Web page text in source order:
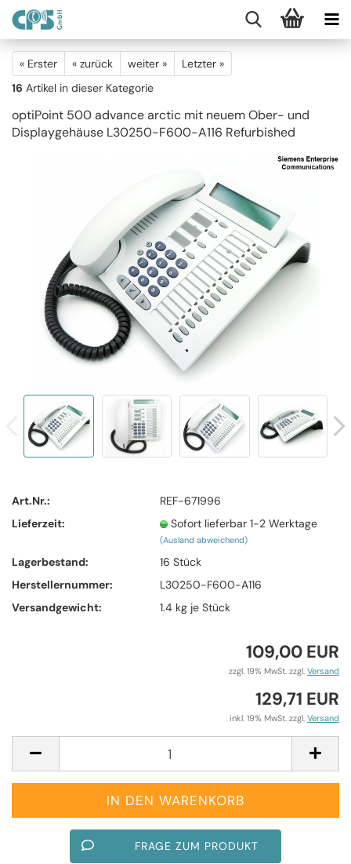
« Erster « zurück weiter »
Letzter »
16 Artikel in dieser Kategorie
optiPoint 500 advance arctic mit neuem Ober- und
Displaygehäuse L30250-F600-A116 Refurbished
Art.Nr.:
REF-671996
Lieferzeit:
Sofort lieferbar 1-2 Werktage
(Ausland abweichend)
Lagerbestand: 16Stück
Herstellernummer:
L30250-F600-A116
Versandgewicht:
1.4 kg je Stück
109,00 EUR
zzgl. 19% MwSt. zzgl. Versand
129,71 EUR
inkl. 19% MwSt. zzgl. Versand
FRAGE ZUM PRODUKT